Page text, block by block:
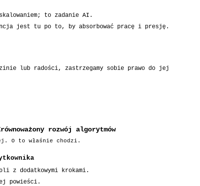
to zadanie AI.
jest tu po to, by absorbować pracę i presję.
lub radości, zastrzegamy sobie prawo do jej
rozwój algorytmów
O to właśnie chodzi.
z dodatkowymi krokami.
powieści.